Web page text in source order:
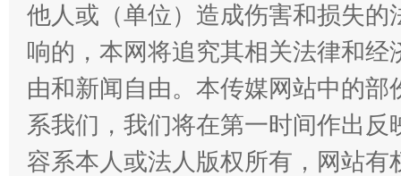
他人或（单位）造成伤害和损失
响的，本网将追究其相关法律和
由和新闻自由。本传媒网站中的
系我们，我们将在第一时间作出
容系本人或法人版权所有，网站